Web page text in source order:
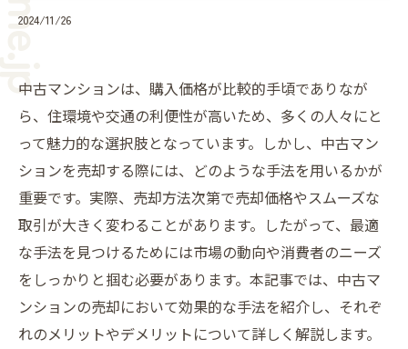
2024/11/26
中古マンションは、購入価格が比較的手頃でありなが
ら、住環境や交通の利便性が高いため、多くの人々にと
って魅力的な選択肢となっています。しかし、中古マン
ションを売却する際には、どのような手法を用いるかが
重要です。実際、売却方法次第で売却価格やスムーズな
取引が大きく変わることがあります。したがって、最適
な手法を見つけるためには市場の動向や消費者のニーズ
をしっかりと掴む必要があります。本記事では、中古マ
ンションの売却において効果的な手法を紹介し、それぞ
れのメリットやデメリットについて詳しく解説します。